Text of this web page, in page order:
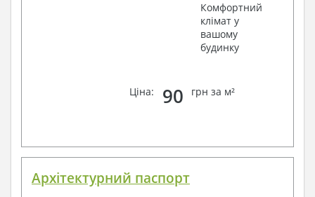
Комфортний
клімат у
вашому
будинку
Ціна: 90 грн за м²
Архітектурний паспорт